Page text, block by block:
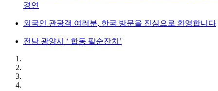
경연
외국인 관광객 여러분, 한국 방문을 진심으로 환영합니다
전남 광양시 ‘ 합동 팔순잔치’